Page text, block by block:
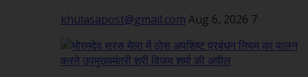
khulasapost@gmail.com Aug 6, 2026 7